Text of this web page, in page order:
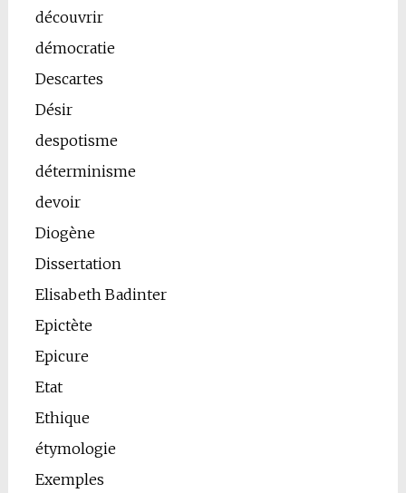
découvrir
démocratie
Descartes
Désir
despotisme
déterminisme
devoir
Diogène
Dissertation
Elisabeth Badinter
Epictète
Epicure
Etat
Ethique
étymologie
Exemples